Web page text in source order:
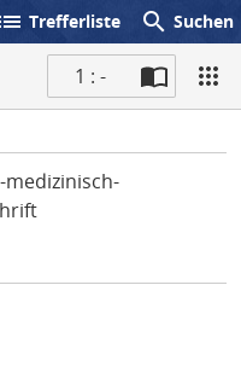
list Trefferliste search Suchen
1 : -
medizinisch-